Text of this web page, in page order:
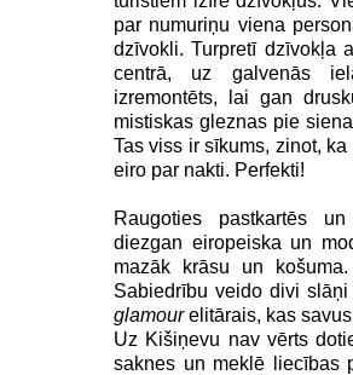
par numuriņu viena
dzīvokli. Turpretī dzīvokļa
centrā, uz galvenās
izremontēts, lai gan
mistiskas gleznas pie
Tas viss ir sīkums, zinot,
eiro par nakti. Perfekti!
Raugoties pastkartēs
diezgan eiropeiska un
mazāk krāsu un
Sabiedrību veido divi
glamourelitārais, kas
Uz Kišiņevu nav vērts
saknes un meklē liecības